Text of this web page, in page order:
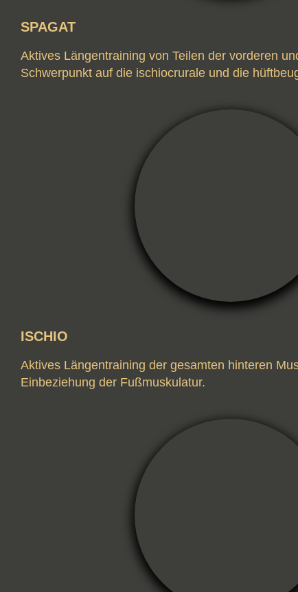
SPAGAT
Aktives Längentraining von Teilen der vorderen
Schwerpunkt auf die ischiocrurale und die
ISCHIO
Aktives Längentraining der gesamten hinteren
Einbeziehung der Fußmuskulatur.